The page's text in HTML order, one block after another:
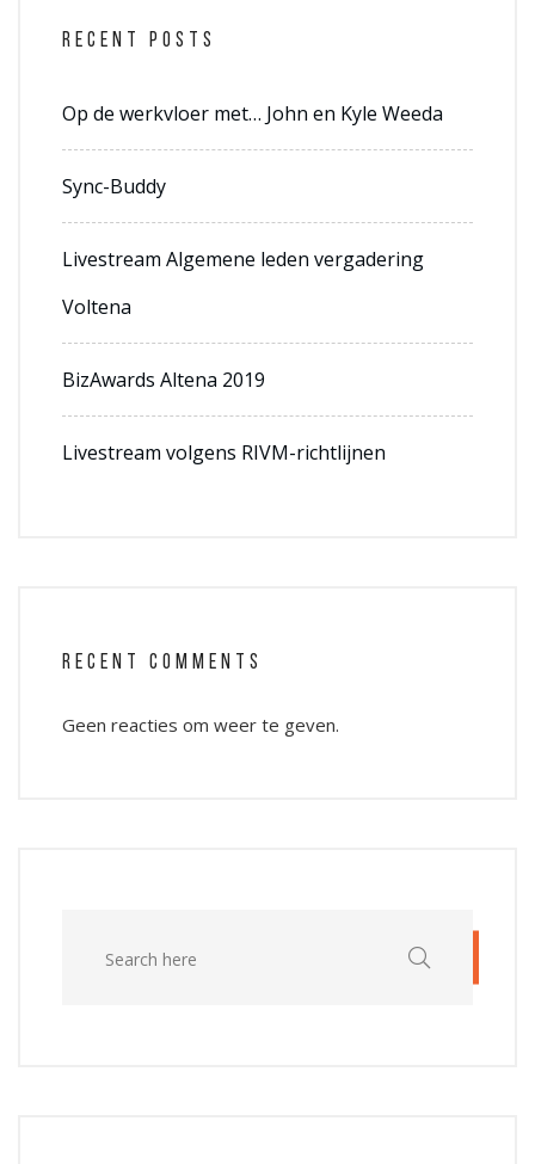
RECENT POSTS
Op de werkvloer met… John en Kyle Weeda
Sync-Buddy
Livestream Algemene leden vergadering
Voltena
BizAwards Altena 2019
Livestream volgens RIVM-richtlijnen
RECENT COMMENTS
Geen reacties om weer te geven.